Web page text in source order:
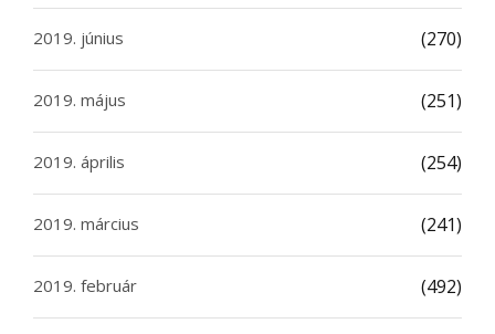
2019. június (270)
2019. május (251)
2019. április (254)
2019. március (241)
2019. február (492)